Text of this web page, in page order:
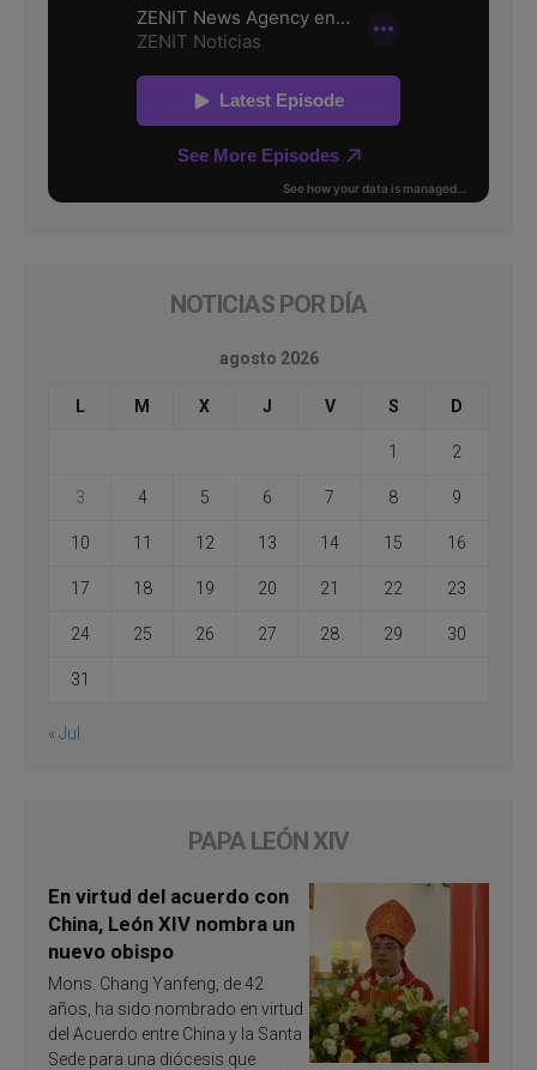
NOTICIAS POR DÍA
agosto 2026
L M X J V S D
1 2
3 4 5 6 7 8 9
10 11 12 13 14 15 16
17 18 19 20 21 22 23
24 25 26 27 28 29 30
31
« Jul
PAPA LEÓN XIV
En virtud del acuerdo con
China, León XIV nombra un
nuevo obispo
Mons. Chang Yanfeng, de 42
años, ha sido nombrado en virtud
del Acuerdo entre China y la Santa
Sede para una diócesis que